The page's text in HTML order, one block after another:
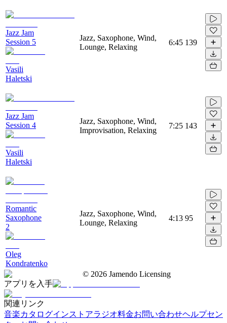
Jazz Jam
Session 5
Vasili
Haletski
Jazz, Saxophone, Wind,
Lounge, Relaxing
6:45 139
Jazz Jam
Session 4
Vasili
Haletski
Jazz, Saxophone, Wind,
Improvisation, Relaxing
7:25 143
Romantic
Saxophone
2
Oleg
Kondratenko
Jazz, Saxophone, Wind,
Lounge, Relaxing
4:13 95
© 2026 Jamendo Licensing
アプリを入手
関連リンク
音楽カタログインストアラジオ料金お問い合わせヘルプセン